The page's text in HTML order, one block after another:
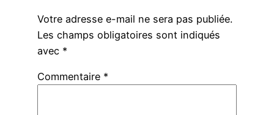
Votre adresse e-mail ne sera pas publiée.
Les champs obligatoires sont indiqués
avec *
Commentaire *